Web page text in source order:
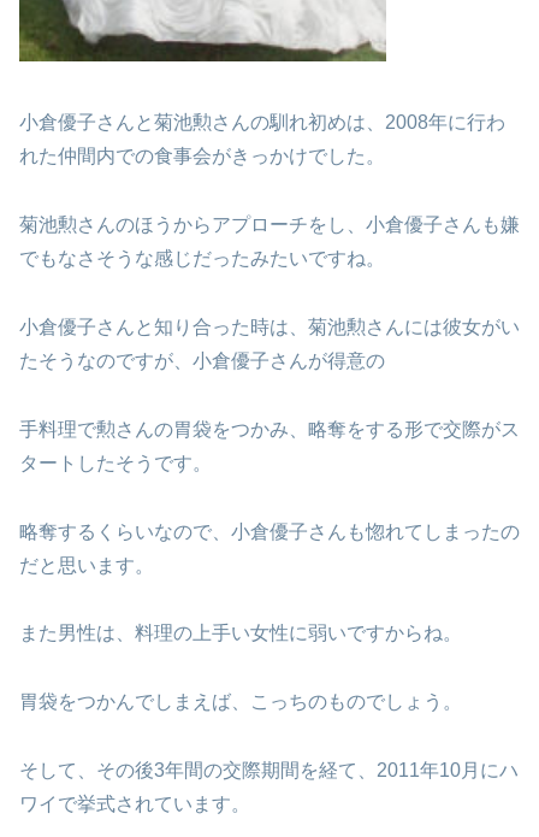
小倉優子さんと菊池勲さんの馴れ初めは、2008年に行わ
れた仲間内での食事会がきっかけでした。
菊池勲さんのほうからアプローチをし、小倉優子さんも嫌
でもなさそうな感じだったみたいですね。
小倉優子さんと知り合った時は、菊池勲さんには彼女がい
たそうなのですが、小倉優子さんが得意の
手料理で勲さんの胃袋をつかみ、略奪をする形で交際がス
タートしたそうです。
略奪するくらいなので、小倉優子さんも惚れてしまったの
だと思います。
また男性は、料理の上手い女性に弱いですからね。
胃袋をつかんでしまえば、こっちのものでしょう。
そして、その後3年間の交際期間を経て、2011年10月にハ
ワイで挙式されています。